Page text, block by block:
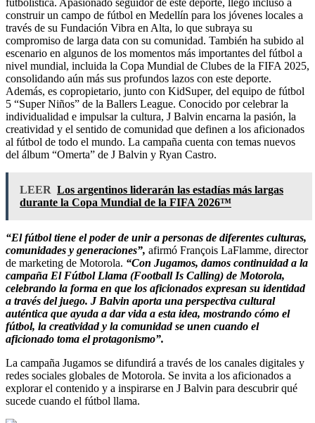
construir un campo de fútbol en Medellín para los jóvenes locales a
través de su Fundación Vibra en Alta, lo que subraya su
compromiso de larga data con su comunidad. También ha subido al
escenario en algunos de los momentos más importantes del fútbol a
nivel mundial, incluida la Copa Mundial de Clubes de la FIFA 2025,
consolidando aún más sus profundos lazos con este deporte.
Además, es copropietario, junto con KidSuper, del equipo de fútbol
5 “Super Niños” de la Ballers League. Conocido por celebrar la
individualidad e impulsar la cultura, J Balvin encarna la pasión, la
creatividad y el sentido de comunidad que definen a los aficionados
al fútbol de todo el mundo. La campaña cuenta con temas nuevos
del álbum “Omerta” de J Balvin y Ryan Castro.
LEER Los argentinos liderarán las estadías más largas
durante la Copa Mundial de la FIFA 2026™
“El fútbol tiene el poder de unir a personas de diferentes culturas,
comunidades y generaciones”, afirmó François LaFlamme, director
de marketing de Motorola. “Con Jugamos, damos continuidad a la
campaña El Fútbol Llama (Football Is Calling) de Motorola,
celebrando la forma en que los aficionados expresan su identidad
a través del juego. J Balvin aporta una perspectiva cultural
auténtica que ayuda a dar vida a esta idea, mostrando cómo el
fútbol, la creatividad y la comunidad se unen cuando el
aficionado toma el protagonismo”.
La campaña Jugamos se difundirá a través de los canales digitales y
redes sociales globales de Motorola. Se invita a los aficionados a
explorar el contenido y a inspirarse en J Balvin para descubrir qué
sucede cuando el fútbol llama.